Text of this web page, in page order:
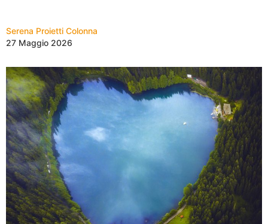
Serena Proietti Colonna
27 Maggio 2026